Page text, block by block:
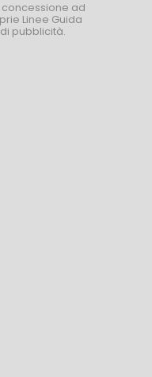
ad
Linee Guida
pubblicità.